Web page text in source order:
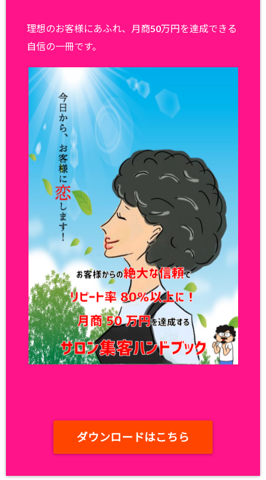
理想のお客様にあふれ、月商50万円を達成できる
自信の一冊です。
ダウンロードはこちら